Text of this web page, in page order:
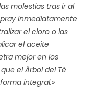
molestias tras ir al
inmediatamente
el cloro o las
el aceite
mejor en los
el Árbol del Té
integral.»